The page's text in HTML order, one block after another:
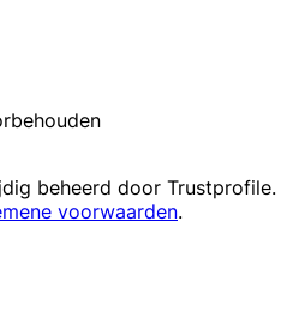
beheerd door Trustprofile.
voorwaarden.